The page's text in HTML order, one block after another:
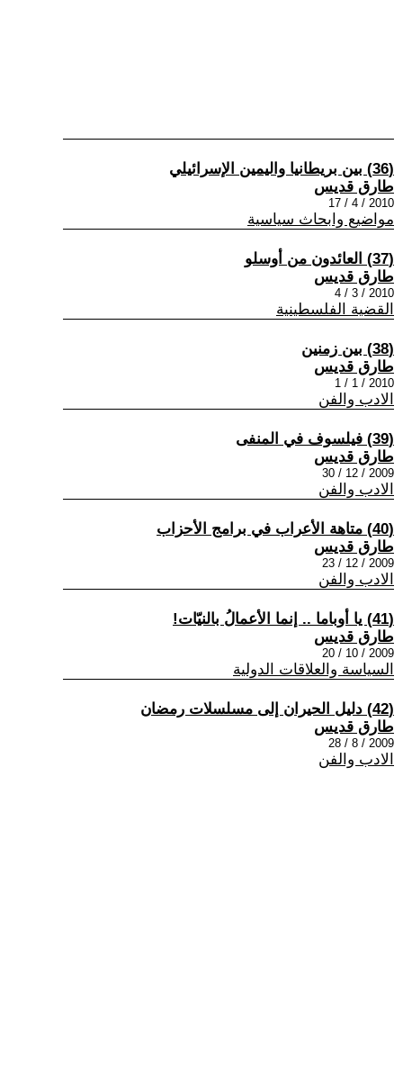
(36) بين بريطانيا واليمين الإسرائيلي
طارق قديس
2010 / 4 / 17
مواضيع وابحاث سياسية
(37) العائدون من أوسلو
طارق قديس
2010 / 3 / 4
القضية الفلسطينية
(38) بين زمنين
طارق قديس
2010 / 1 / 1
الادب والفن
(39) فيلسوف في المنفى
طارق قديس
2009 / 12 / 30
الادب والفن
(40) متاهة الأعراب في برامج الأحزاب
طارق قديس
2009 / 12 / 23
الادب والفن
(41) يا أوباما .. إنما الأعمالُ بالنيّات!
طارق قديس
2009 / 10 / 20
السياسة والعلاقات الدولية
(42) دليل الحيران إلى مسلسلات رمضان
طارق قديس
2009 / 8 / 28
الادب والفن